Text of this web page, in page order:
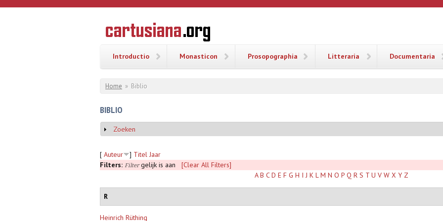
Overslaan en naar de inhoud gaan
CARTUSIANA
Geschiedenis
van de
Introductio Monasticon Prosopographia Litteraria Documentaria
U bent hier
Home » Biblio
BIBLIO
Weergeven
Zoeken
[ Auteur ] Titel Jaar
Filters: Filtergelijk is aan
[Clear All Filters]
A B C D E F G H I J K L M N O P Q R S T U V W X Y Z
R
Heinrich Rüthing